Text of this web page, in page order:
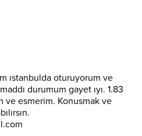
ıstanbulda oturuyorum ve
durumum gayet ıyı. 1.83
ve esmerim. Konusmak ve